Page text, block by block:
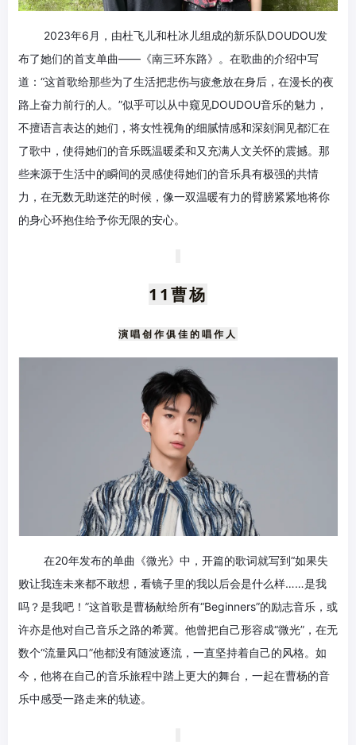
2023年6月，由杜飞儿和杜冰儿组成的新乐队DOUDOU发
布了她们的首支单曲——《南三环东路》。在歌曲的介绍中写
道：“这首歌给那些为了生活把悲伤与疲惫放在身后，在漫长的夜
路上奋力前行的人。”似乎可以从中窥见DOUDOU音乐的魅力，
不擅语言表达的她们，将女性视角的细腻情感和深刻洞见都汇在
了歌中，使得她们的音乐既温暖柔和又充满人文关怀的震撼。那
些来源于生活中的瞬间的灵感使得她们的音乐具有极强的共情
力，在无数无助迷茫的时候，像一双温暖有力的臂膀紧紧地将你
的身心环抱住给予你无限的安心。
11曹杨
演唱创作俱佳的唱作人
在20年发布的单曲《微光》中，开篇的歌词就写到“如果失
败让我连未来都不敢想，看镜子里的我以后会是什么样……是我
吗？是我吧！”这首歌是曹杨献给所有“Beginners”的励志音乐，或
许亦是他对自己音乐之路的希冀。他曾把自己形容成“微光”，在无
数个“流量风口”他都没有随波逐流，一直坚持着自己的风格。如
今，他将在自己的音乐旅程中踏上更大的舞台，一起在曹杨的音
乐中感受一路走来的轨迹。